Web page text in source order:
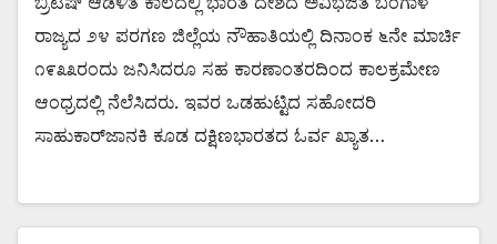
ರಾಜ್ಯದ ೨೪ ಪರಗಣ ಜಿಲ್ಲೆಯ ನೌಹಾತಿಯಲ್ಲಿ ದಿನಾಂಕ ೬ನೇ ಮಾರ್ಚಿ
೧೯೩೩ರಂದು ಜನಿಸಿದರೂ ಸಹ ಕಾರಣಾಂತರದಿಂದ ಕಾಲಕ್ರಮೇಣ
ಆಂಧ್ರದಲ್ಲಿ ನೆಲೆಸಿದರು. ಇವರ ಒಡಹುಟ್ಟಿದ ಸಹೋದರಿ
ಸಾಹುಕಾರ್‌ಜಾನಕಿ ಕೂಡ ದಕ್ಷಿಣಭಾರತದ ಓರ್ವ ಖ್ಯಾತ…